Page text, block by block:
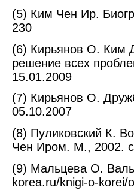
(5) Ким Чен Ир.
230
(6) Кирьянов О. Ким
решение всех
15.01.2009
(7) Кирьянов О.
05.10.2007
(8) Пуликовский К.
Чен Иром. М., 2002.
(9) Мальцева О.
korea.ru/knigi-o-korei/